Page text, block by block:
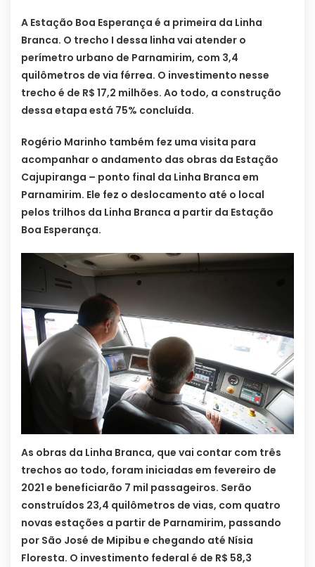
A Estação Boa Esperança é a primeira da Linha
Branca. O trecho I dessa linha vai atender o
perímetro urbano de Parnamirim, com 3,4
quilômetros de via férrea. O investimento nesse
trecho é de R$ 17,2 milhões. Ao todo, a construção
dessa etapa está 75% concluída.
Rogério Marinho também fez uma visita para
acompanhar o andamento das obras da Estação
Cajupiranga – ponto final da Linha Branca em
Parnamirim. Ele fez o deslocamento até o local
pelos trilhos da Linha Branca a partir da Estação
Boa Esperança.
As obras da Linha Branca, que vai contar com três
trechos ao todo, foram iniciadas em fevereiro de
2021 e beneficiarão 7 mil passageiros. Serão
construídos 23,4 quilômetros de vias, com quatro
novas estações a partir de Parnamirim, passando
por São José de Mipibu e chegando até Nísia
Floresta. O investimento federal é de R$ 58,3